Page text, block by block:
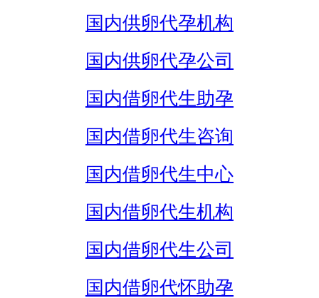
国内供卵代孕机构
国内供卵代孕公司
国内借卵代生助孕
国内借卵代生咨询
国内借卵代生中心
国内借卵代生机构
国内借卵代生公司
国内借卵代怀助孕